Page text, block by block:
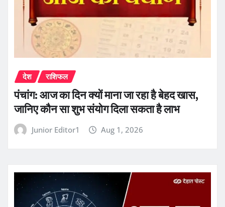
देश राशिफल
पंचांग: आज का दिन क्यों माना जा रहा है बेहद खास,
जानिए कौन सा शुभ संयोग दिला सकता है लाभ
Junior Editor1 Aug 1, 2026